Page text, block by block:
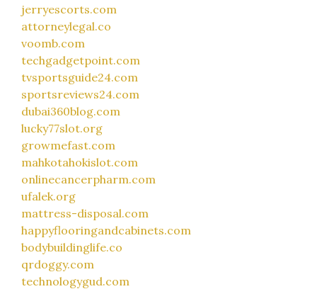
jerryescorts.com
attorneylegal.co
voomb.com
techgadgetpoint.com
tvsportsguide24.com
sportsreviews24.com
dubai360blog.com
lucky77slot.org
growmefast.com
mahkotahokislot.com
onlinecancerpharm.com
ufalek.org
mattress-disposal.com
happyflooringandcabinets.com
bodybuildinglife.co
qrdoggy.com
technologygud.com